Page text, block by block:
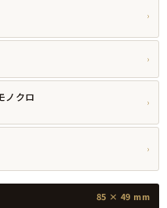
›
›
ノクロ ›
›
85 × 49 mm